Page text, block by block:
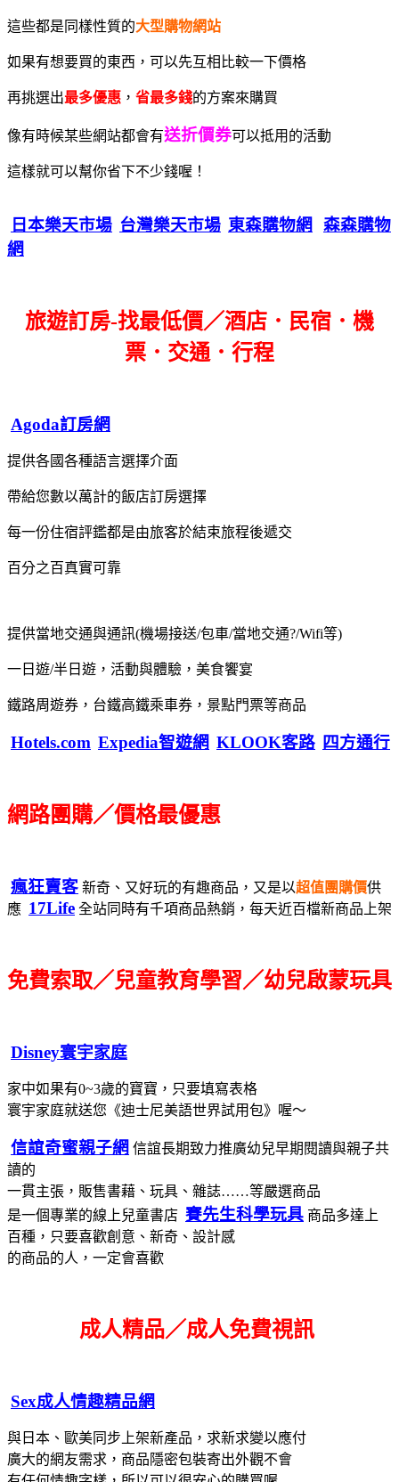
這些都是同樣性質的大型購物網站
如果有想要買的東西，可以先互相比較一下價格
再挑選出最多優惠 ， 省最多錢的方案來購買
像有時候某些網站都會有送折價券可以抵用的活動
這樣就可以幫你省下不少錢喔！
日本樂天市場 台灣樂天市場 東森購物網
森森購物
網
旅遊訂房-找最低價／酒店．民宿．機
票．交通．行程
Agoda訂房網
提供各國各種語言選擇介面
帶給您數以萬計的飯店訂房選擇
每一份住宿評鑑都是由旅客於結束旅程後遞交
百分之百真實可靠
提供當地交通與通訊(機場接送/包車/當地交通?/Wifi等)
一日遊/半日遊，活動與體驗，美食饗宴
鐵路周遊券，台鐵高鐵乘車券，景點門票等商品
Hotels.com Expedia智遊網 KLOOK客路 四方通行
網路團購／價格最優惠
瘋狂賣客 新奇、又好玩的有趣商品，又是以超值團購價供
應 17Life 全站同時有千項商品熱銷，每天近百檔新商品上架
免費索取／兒童教育學習／幼兒啟蒙玩具
Disney寰宇家庭
家中如果有0~3歲的寶寶，只要填寫表格
寰宇家庭就送您《迪士尼美語世界試用包》喔～
信誼奇蜜親子網 信誼長期致力推廣幼兒早期閱讀與親子共
讀的
一貫主張，販售書藉、玩具、雜誌……等嚴選商品
是一個專業的線上兒童書店 賽先生科學玩具 商品多達上
百種，只要喜歡創意、新奇、設計感
的商品的人，一定會喜歡
成人精品／成人免費視訊
Sex成人情趣精品網
與日本、歐美同步上架新產品，求新求變以應付
廣大的網友需求， 商品隱密包裝寄出外觀不會